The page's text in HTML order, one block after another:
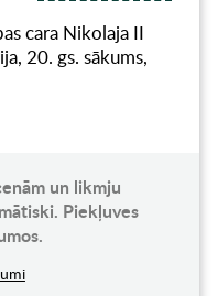
cara Nikolaja II
20. gs. sākums,
un likmju
Piekļuves